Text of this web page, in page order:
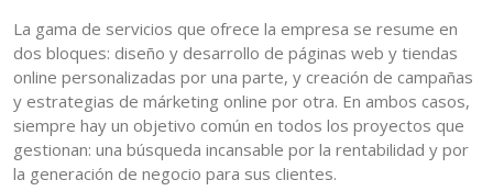
La gama de servicios que ofrece la empresa se resume en
dos bloques: diseño y desarrollo de páginas web y tiendas
online personalizadas por una parte, y creación de campañas
y estrategias de márketing online por otra. En ambos casos,
siempre hay un objetivo común en todos los proyectos que
gestionan: una búsqueda incansable por la rentabilidad y por
la generación de negocio para sus clientes.